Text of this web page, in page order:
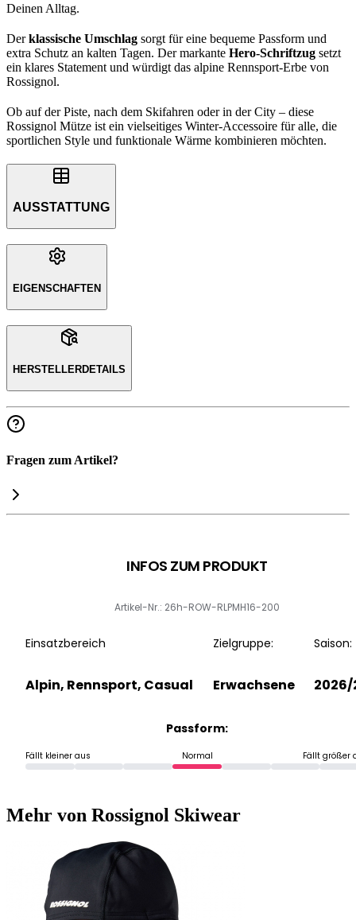
Deinen Alltag.
Derklassische Umschlag sorgt für eine bequeme Passform und
extra Schutz an kalten Tagen. Der markante Hero-Schriftzug setzt
ein klares Statement und würdigt das alpine Rennsport-Erbe von
Rossignol.
Ob auf der Piste, nach dem Skifahren oder in der City – diese
Rossignol Mütze ist ein vielseitiges Winter-Accessoire für alle, die
sportlichen Style und funktionale Wärme kombinieren möchten.
AUSSTATTUNG
EIGENSCHAFTEN
HERSTELLERDETAILS
Fragen zum Artikel?
INFOS ZUM PRODUKT
Artikel-Nr.: 26h-ROW-RLPMH16-200
Einsatzbereich
Alpin, Rennsport, Casual
Zielgruppe:
Erwachsene
Saison:
2026/
Passform:
Fällt kleiner aus Normal Fällt größer
Mehr von Rossignol Skiwear